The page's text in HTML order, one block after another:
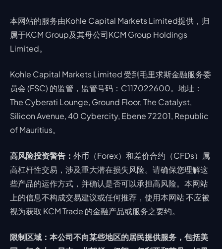
本网站的服务由Kohle Capital Markets Limited提供，归
属于KCM Group及其母公司KCM Group Holdings
Limited。
Kohle Capital Markets Limited 受到毛里求斯金融服务委
员会 (FSC) 的监管，监管号码：C117022600。地址：
The Cyberati Lounge, Ground Floor, The Catalyst,
Silicon Avenue, 40 Cybercity, Ebene 72201, Republic
of Mauritius。
高风险投资警告： 外币（Forex）和差价合约（CFDs）属
高杠杆性交易，涉及重大潜在损失风险。请确保您理解这
些产品的运作方式，并确认是否可以承担高风险。本网站
上的信息不构成交易建议或任何推荐，使用本网站 不应被
视为获取 KCM Trade 的金融产品或服务之要约。
限制区域：本公司不向某些地区的居民提供服务，包括美